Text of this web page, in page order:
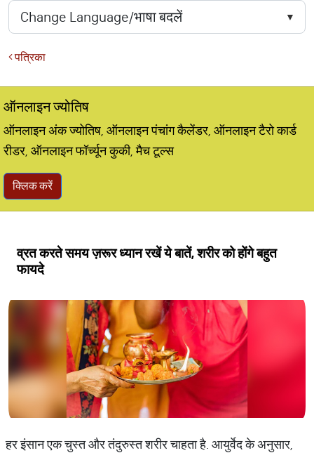
पत्रिका
ऑनलाइन ज्योतिष
ऑनलाइन अंक ज्योतिष, ऑनलाइन पंचांग कैलेंडर, ऑनलाइन टैरो कार्ड
रीडर, ऑनलाइन फॉर्च्यून कुकी, मैच टूल्स
क्लिक करें
व्रत करते समय ज़रूर ध्यान रखें ये बातें, शरीर को होंगे बहुत
फायदे
हर इंसान एक चुस्त और तंदुरुस्त शरीर चाहता है. आयुर्वेद के अनुसार,